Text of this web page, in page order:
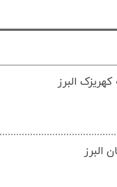
البرز
البرز